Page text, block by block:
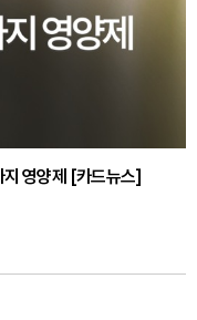
지 영양제 [카드뉴스]